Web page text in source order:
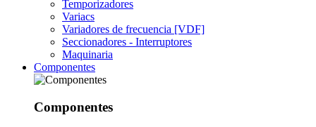
Temporizadores
Variacs
Variadores de frecuencia [VDF]
Seccionadores - Interruptores
Maquinaria
Componentes
Componentes